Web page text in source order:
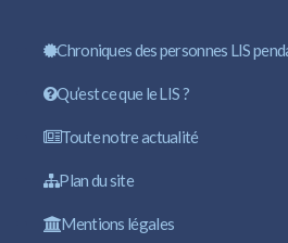
Chroniques des personnes LIS
Qu’est ce que le LIS ?
Toute notre actualité
Plan du site
Mentions légales